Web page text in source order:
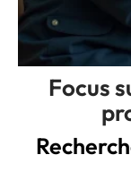
Focus